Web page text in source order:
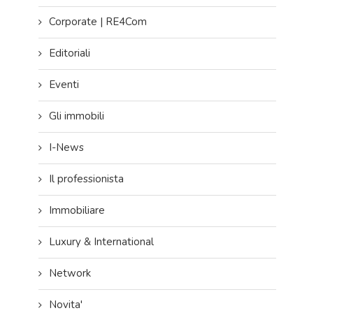
Corporate | RE4Com
Editoriali
Eventi
Gli immobili
I-News
Il professionista
Immobiliare
Luxury & International
Network
Novita'